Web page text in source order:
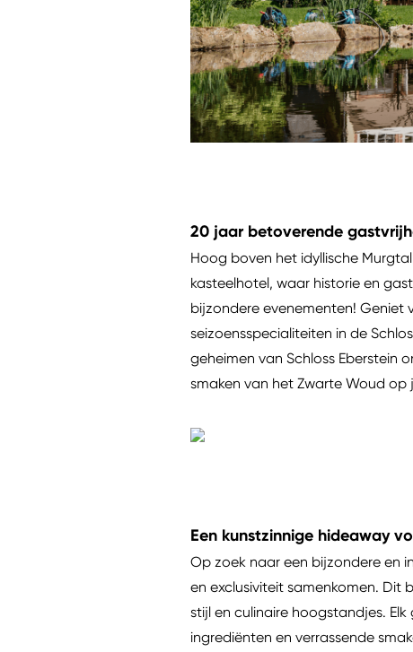
20 jaar betoverende
Hoog boven het idyllische
kasteelhotel, waar historie en
bijzondere evenementen! Geniet
seizoensspecialiteiten in de
geheimen van Schloss Eberstein
smaken van het Zwarte Woud op
Een kunstzinnige hideaway
Op zoek naar een bijzondere en
en exclusiviteit samenkomen. Dit
stijl en culinaire hoogstandjes.
ingrediënten en verrassende